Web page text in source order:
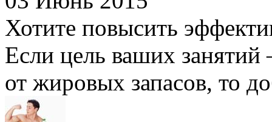
Хотите повысить
Если цель ваших занятий
от жировых запасов, то